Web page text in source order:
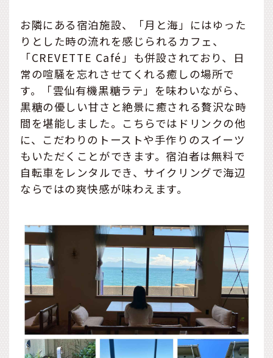
お隣にある宿泊施設、「月と海」にはゆった
りとした時の流れを感じられるカフェ、
「CREVETTE Café」も併設されており、日
常の喧騒を忘れさせてくれる癒しの場所で
す。「雲仙有機黒糖ラテ」を味わいながら、
黒糖の優しい甘さと絶景に癒される贅沢な時
間を堪能しました。こちらではドリンクの他
に、こだわりのトーストや手作りのスイーツ
もいただくことができます。宿泊者は無料で
自転車をレンタルでき、サイクリングで海辺
ならではの爽快感が味わえます。